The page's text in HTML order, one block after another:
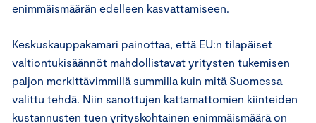
enimmäismäärän edelleen kasvattamiseen.
Keskuskauppakamari painottaa, että EU:n tilapäiset
valtiontukisäännöt mahdollistavat yritysten tukemisen
paljon merkittävimmillä summilla kuin mitä Suomessa
valittu tehdä. Niin sanottujen kattamattomien kiinteiden
kustannusten tuen yrityskohtainen enimmäismäärä on